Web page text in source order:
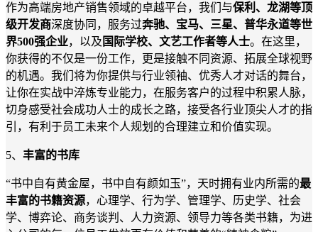
作为高端房地产销售领域的卓越平台，我们与保利、 龙湖等顶
级开发商深度协同，服务过奔驰、宝马、三星、普华永道等世
界500强企业，以及 国际学校、 文艺工作者等人士。在这里，
你获得的不仅是一份工作，更是接触不同 资源、拓展全球视野
的机遇。我们将为你提供与行业领袖、 优秀人才对话的舞台，
让你在实战中淬炼专业能力，在服务客户的过程中积累人脉，
切身感受社会成功人士的成长之路，接受各行业顶尖人才的指
引，有利于员工未来个人规划的合理建立和价值实现。
5、 丰富的书库
“书中自有黄金屋，书中自有颜如玉”，天时拥有业内所需的最
丰富的书籍资源， 心理学、行为学、管理学、历史学、社会
学、博弈论、商务谈判、人力资源、领导力等各类书籍， 为进